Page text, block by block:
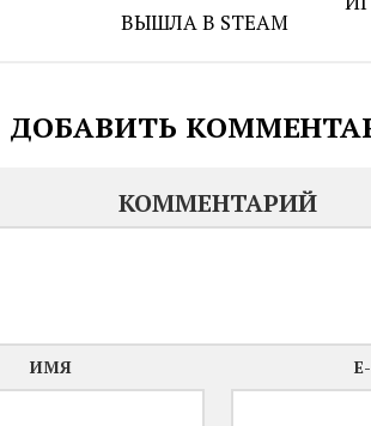
ВЫШЛА В STEAM
ДОБАВИТЬ
КОММЕНТАРИЙ
ИМЯ